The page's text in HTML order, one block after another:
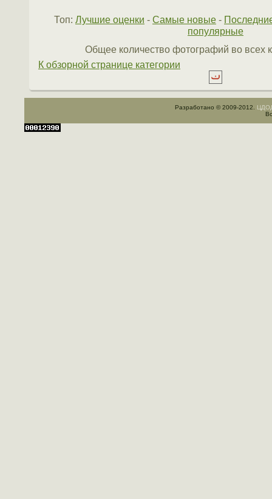
Топ: Лучшие оценки - Самые новые -
популярные
Общее количество фотографий во всех
К обзорной странице категории
Разработано © 2009-2012.